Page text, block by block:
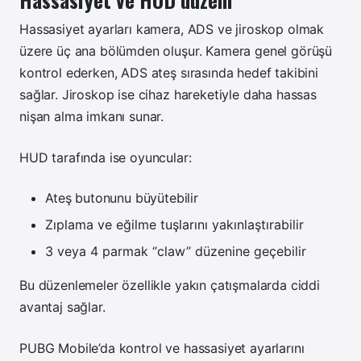
Hassasiyet ayarları kamera, ADS ve jiroskop olmak
üzere üç ana bölümden oluşur. Kamera genel görüşü
kontrol ederken, ADS ateş sırasında hedef takibini
sağlar. Jiroskop ise cihaz hareketiyle daha hassas
nişan alma imkanı sunar.
HUD tarafında ise oyuncular:
Ateş butonunu büyütebilir
Zıplama ve eğilme tuşlarını yakınlaştırabilir
3 veya 4 parmak “claw” düzenine geçebilir
Bu düzenlemeler özellikle yakın çatışmalarda ciddi
avantaj sağlar.
PUBG Mobile’da kontrol ve hassasiyet ayarlarını